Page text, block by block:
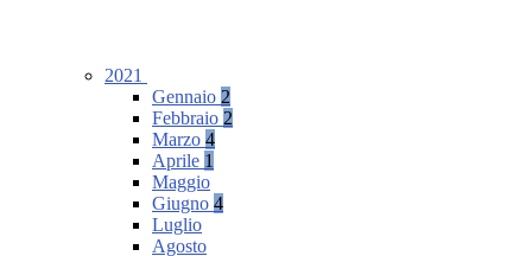
2021
Gennaio 2
Febbraio 2
Marzo 4
Aprile 1
Maggio
Giugno 4
Luglio
Agosto